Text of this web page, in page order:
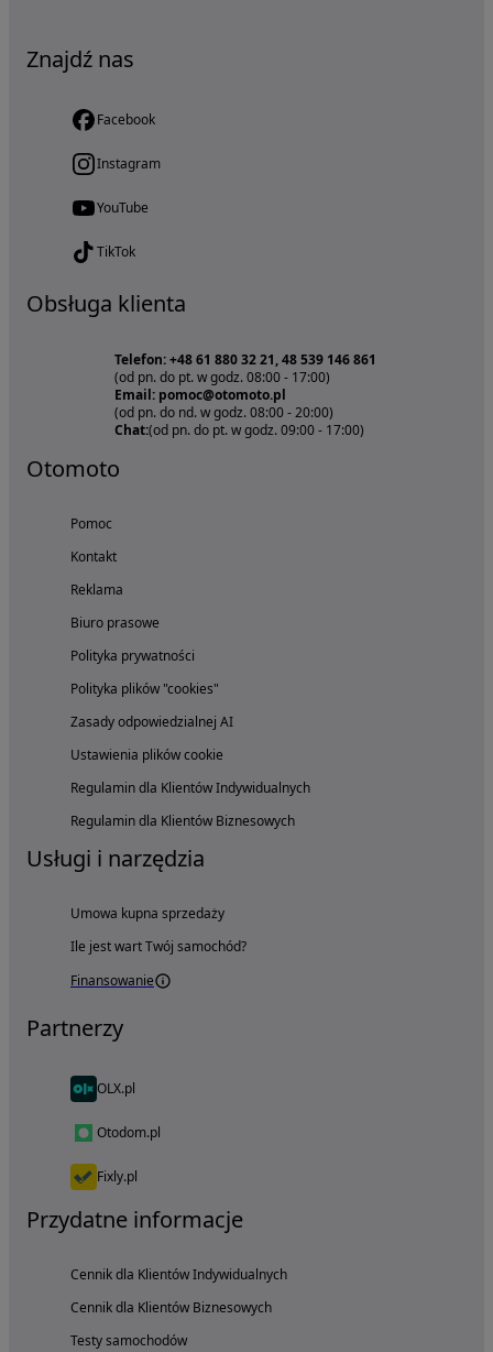
Znajdź nas
Facebook
Instagram
YouTube
TikTok
Obsługa klienta
Telefon: +48 61 880 32 21, 48 539 146 861
(od pn. do pt. w godz. 08:00 - 17:00)
Email: pomoc@otomoto.pl
(od pn. do nd. w godz. 08:00 - 20:00)
Chat:(od pn. do pt. w godz. 09:00 - 17:00)
Otomoto
Pomoc
Kontakt
Reklama
Biuro prasowe
Polityka prywatności
Polityka plików "cookies"
Zasady odpowiedzialnej AI
Ustawienia plików cookie
Regulamin dla Klientów Indywidualnych
Regulamin dla Klientów Biznesowych
Usługi i narzędzia
Umowa kupna sprzedaży
Ile jest wart Twój samochód?
Finansowanie
Partnerzy
OLX.pl
Otodom.pl
Fixly.pl
Przydatne informacje
Cennik dla Klientów Indywidualnych
Cennik dla Klientów Biznesowych
Testy samochodów